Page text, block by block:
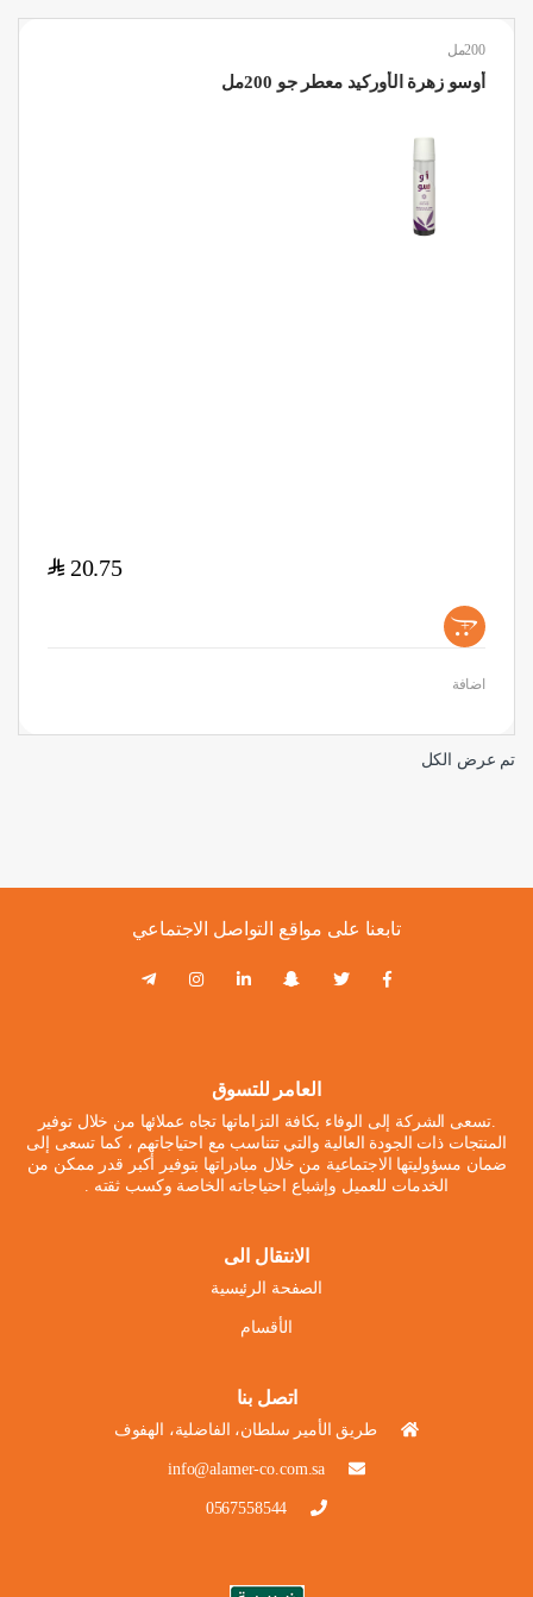
200مل
أوسو زهرة الأوركيد معطر جو 200مل
20.75
$
+
اضافة
تم عرض الكل
تابعنا على مواقع التواصل الاجتماعي
العامر للتسوق
.تسعى الشركة إلى الوفاء بكافة التزاماتها تجاه عملائها من خلال توفير
المنتجات ذات الجودة العالية والتي تتناسب مع احتياجاتهم ، كما تسعى إلى
ضمان مسؤوليتها الاجتماعية من خلال مبادراتها بتوفير أكبر قدر ممكن من
الخدمات للعميل وإشباع احتياجاته الخاصة وكسب ثقته .
الانتقال الى
الصفحة الرئيسية
الأقسام
اتصل بنا
طريق الأمير سلطان، الفاضلية، الهفوف
info@alamer-co.com.sa
0567558544